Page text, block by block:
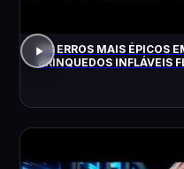
OS ERROS MAIS ÉPICOS
BRINQUEDOS INFLÁVEIS